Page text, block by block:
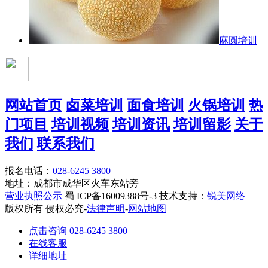
麻圆培训
网站首页 卤菜培训 面食培训 火锅培训 热
门项目 培训视频 培训资讯 培训留影 关于
我们 联系我们
报名电话： 028-6245 3800
地址：成都市成华区火车东站旁
营业执照公示 蜀 ICP备16009388号-3 技术支持： 锐美网络
版权所有 侵权必究-法律声明-网站地图
点击咨询 028-6245 3800
在线客服
详细地址